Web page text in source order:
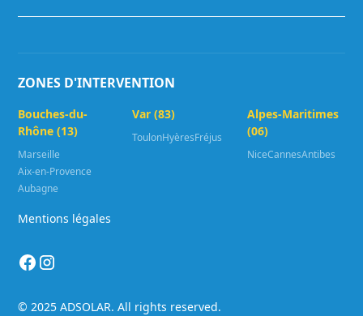
ZONES D'INTERVENTION
Bouches-du-
Rhône (13)
Marseille
Aix-en-Provence
Aubagne
Var (83)
ToulonHyèresFréjus
Alpes-Maritimes
(06)
NiceCannesAntibes
© 2025 ADSOLAR. All rights reserved.
Mentions légales